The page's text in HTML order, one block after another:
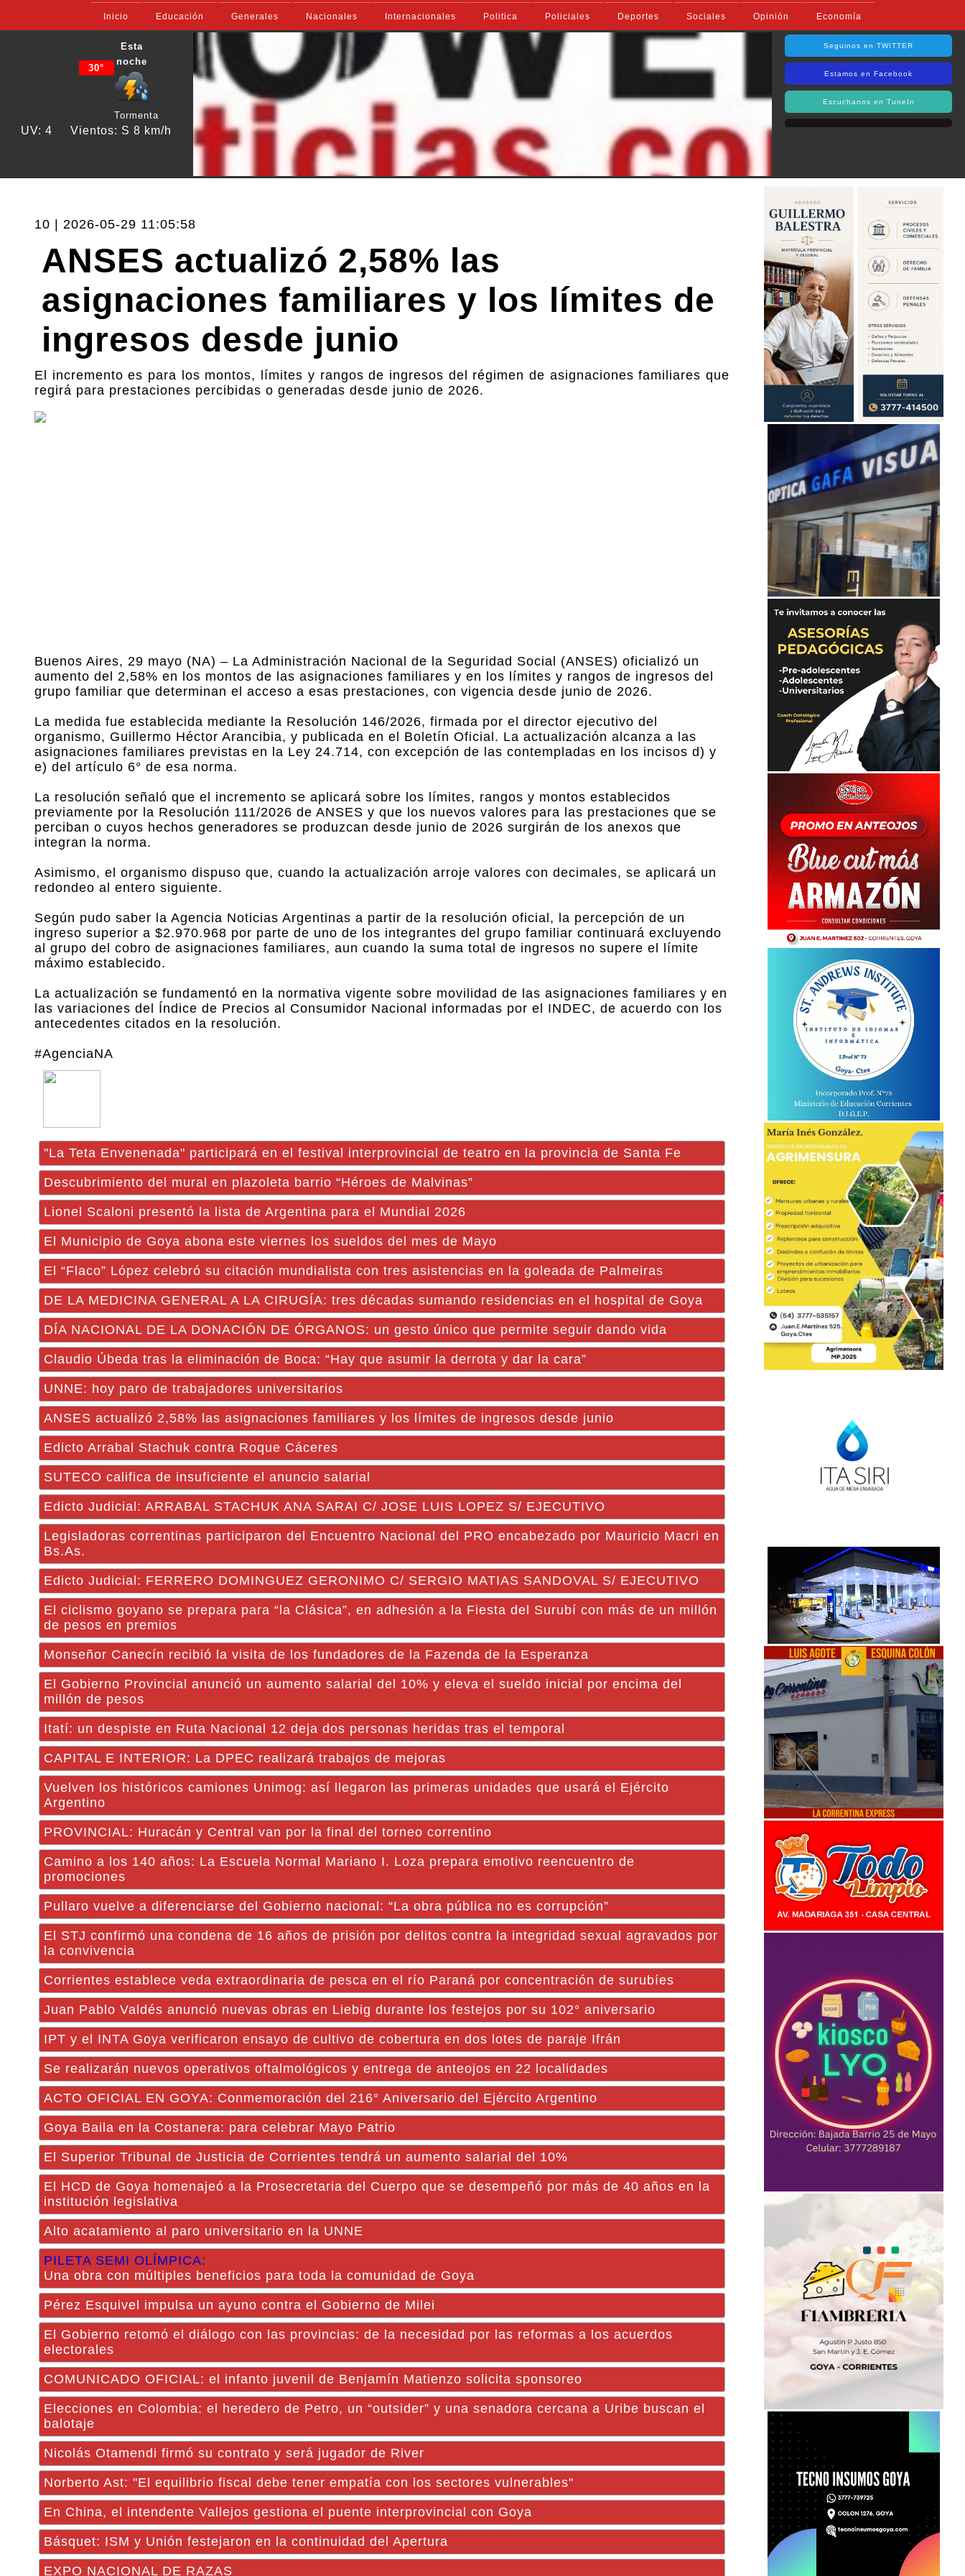
Inicio Educación Generales Nacionales Internacionales Politica Policiales Deportes Sociales Opinión Economía
30°
Esta
noche
Tormenta
UV: 4 Vientos: S 8 km/h
Seguinos en TWITTER
Estamos en Facebook
Escuchanos en TuneIn
10 | 2026-05-29 11:05:58
ANSES actualizó 2,58% las
asignaciones familiares y los límites de
ingresos desde junio
El incremento es para los montos, límites y rangos de ingresos del régimen de asignaciones familiares que
regirá para prestaciones percibidas o generadas desde junio de 2026.
Buenos Aires, 29 mayo (NA) – La Administración Nacional de la Seguridad Social (ANSES) oficializó un
aumento del 2,58% en los montos de las asignaciones familiares y en los límites y rangos de ingresos del
grupo familiar que determinan el acceso a esas prestaciones, con vigencia desde junio de 2026.
La medida fue establecida mediante la Resolución 146/2026, firmada por el director ejecutivo del
organismo, Guillermo Héctor Arancibia, y publicada en el Boletín Oficial. La actualización alcanza a las
asignaciones familiares previstas en la Ley 24.714, con excepción de las contempladas en los incisos d) y
e) del artículo 6° de esa norma.
La resolución señaló que el incremento se aplicará sobre los límites, rangos y montos establecidos
previamente por la Resolución 111/2026 de ANSES y que los nuevos valores para las prestaciones que se
perciban o cuyos hechos generadores se produzcan desde junio de 2026 surgirán de los anexos que
integran la norma.
Asimismo, el organismo dispuso que, cuando la actualización arroje valores con decimales, se aplicará un
redondeo al entero siguiente.
Según pudo saber la Agencia Noticias Argentinas a partir de la resolución oficial, la percepción de un
ingreso superior a $2.970.968 por parte de uno de los integrantes del grupo familiar continuará excluyendo
al grupo del cobro de asignaciones familiares, aun cuando la suma total de ingresos no supere el límite
máximo establecido.
La actualización se fundamentó en la normativa vigente sobre movilidad de las asignaciones familiares y en
las variaciones del Índice de Precios al Consumidor Nacional informadas por el INDEC, de acuerdo con los
antecedentes citados en la resolución.
#AgenciaNA
"La Teta Envenenada" participará en el festival interprovincial de teatro en la provincia de Santa Fe
Descubrimiento del mural en plazoleta barrio “Héroes de Malvinas”
Lionel Scaloni presentó la lista de Argentina para el Mundial 2026
El Municipio de Goya abona este viernes los sueldos del mes de Mayo
El “Flaco” López celebró su citación mundialista con tres asistencias en la goleada de Palmeiras
DE LA MEDICINA GENERAL A LA CIRUGÍA: tres décadas sumando residencias en el hospital de Goya
DÍA NACIONAL DE LA DONACIÓN DE ÓRGANOS: un gesto único que permite seguir dando vida
Claudio Úbeda tras la eliminación de Boca: “Hay que asumir la derrota y dar la cara”
UNNE: hoy paro de trabajadores universitarios
ANSES actualizó 2,58% las asignaciones familiares y los límites de ingresos desde junio
Edicto Arrabal Stachuk contra Roque Cáceres
SUTECO califica de insuficiente el anuncio salarial
Edicto Judicial: ARRABAL STACHUK ANA SARAI C/ JOSE LUIS LOPEZ S/ EJECUTIVO
Legisladoras correntinas participaron del Encuentro Nacional del PRO encabezado por Mauricio Macri en
Bs.As.
Edicto Judicial: FERRERO DOMINGUEZ GERONIMO C/ SERGIO MATIAS SANDOVAL S/ EJECUTIVO
El ciclismo goyano se prepara para “la Clásica”, en adhesión a la Fiesta del Surubí con más de un millón
de pesos en premios
Monseñor Canecín recibió la visita de los fundadores de la Fazenda de la Esperanza
El Gobierno Provincial anunció un aumento salarial del 10% y eleva el sueldo inicial por encima del
millón de pesos
Itatí: un despiste en Ruta Nacional 12 deja dos personas heridas tras el temporal
CAPITAL E INTERIOR: La DPEC realizará trabajos de mejoras
Vuelven los históricos camiones Unimog: así llegaron las primeras unidades que usará el Ejército
Argentino
PROVINCIAL: Huracán y Central van por la final del torneo correntino
Camino a los 140 años: La Escuela Normal Mariano I. Loza prepara emotivo reencuentro de
promociones
Pullaro vuelve a diferenciarse del Gobierno nacional: “La obra pública no es corrupción”
El STJ confirmó una condena de 16 años de prisión por delitos contra la integridad sexual agravados por
la convivencia
Corrientes establece veda extraordinaria de pesca en el río Paraná por concentración de surubíes
Juan Pablo Valdés anunció nuevas obras en Liebig durante los festejos por su 102° aniversario
IPT y el INTA Goya verificaron ensayo de cultivo de cobertura en dos lotes de paraje Ifrán
Se realizarán nuevos operativos oftalmológicos y entrega de anteojos en 22 localidades
ACTO OFICIAL EN GOYA: Conmemoración del 216° Aniversario del Ejército Argentino
Goya Baila en la Costanera: para celebrar Mayo Patrio
El Superior Tribunal de Justicia de Corrientes tendrá un aumento salarial del 10%
El HCD de Goya homenajeó a la Prosecretaria del Cuerpo que se desempeñó por más de 40 años en la
institución legislativa
Alto acatamiento al paro universitario en la UNNE
PILETA SEMI OLÍMPICA:
Una obra con múltiples beneficios para toda la comunidad de Goya
Pérez Esquivel impulsa un ayuno contra el Gobierno de Milei
El Gobierno retomó el diálogo con las provincias: de la necesidad por las reformas a los acuerdos
electorales
COMUNICADO OFICIAL: el infanto juvenil de Benjamín Matienzo solicita sponsoreo
Elecciones en Colombia: el heredero de Petro, un “outsider” y una senadora cercana a Uribe buscan el
balotaje
Nicolás Otamendi firmó su contrato y será jugador de River
Norberto Ast: "El equilibrio fiscal debe tener empatía con los sectores vulnerables"
En China, el intendente Vallejos gestiona el puente interprovincial con Goya
Básquet: ISM y Unión festejaron en la continuidad del Apertura
EXPO NACIONAL DE RAZAS